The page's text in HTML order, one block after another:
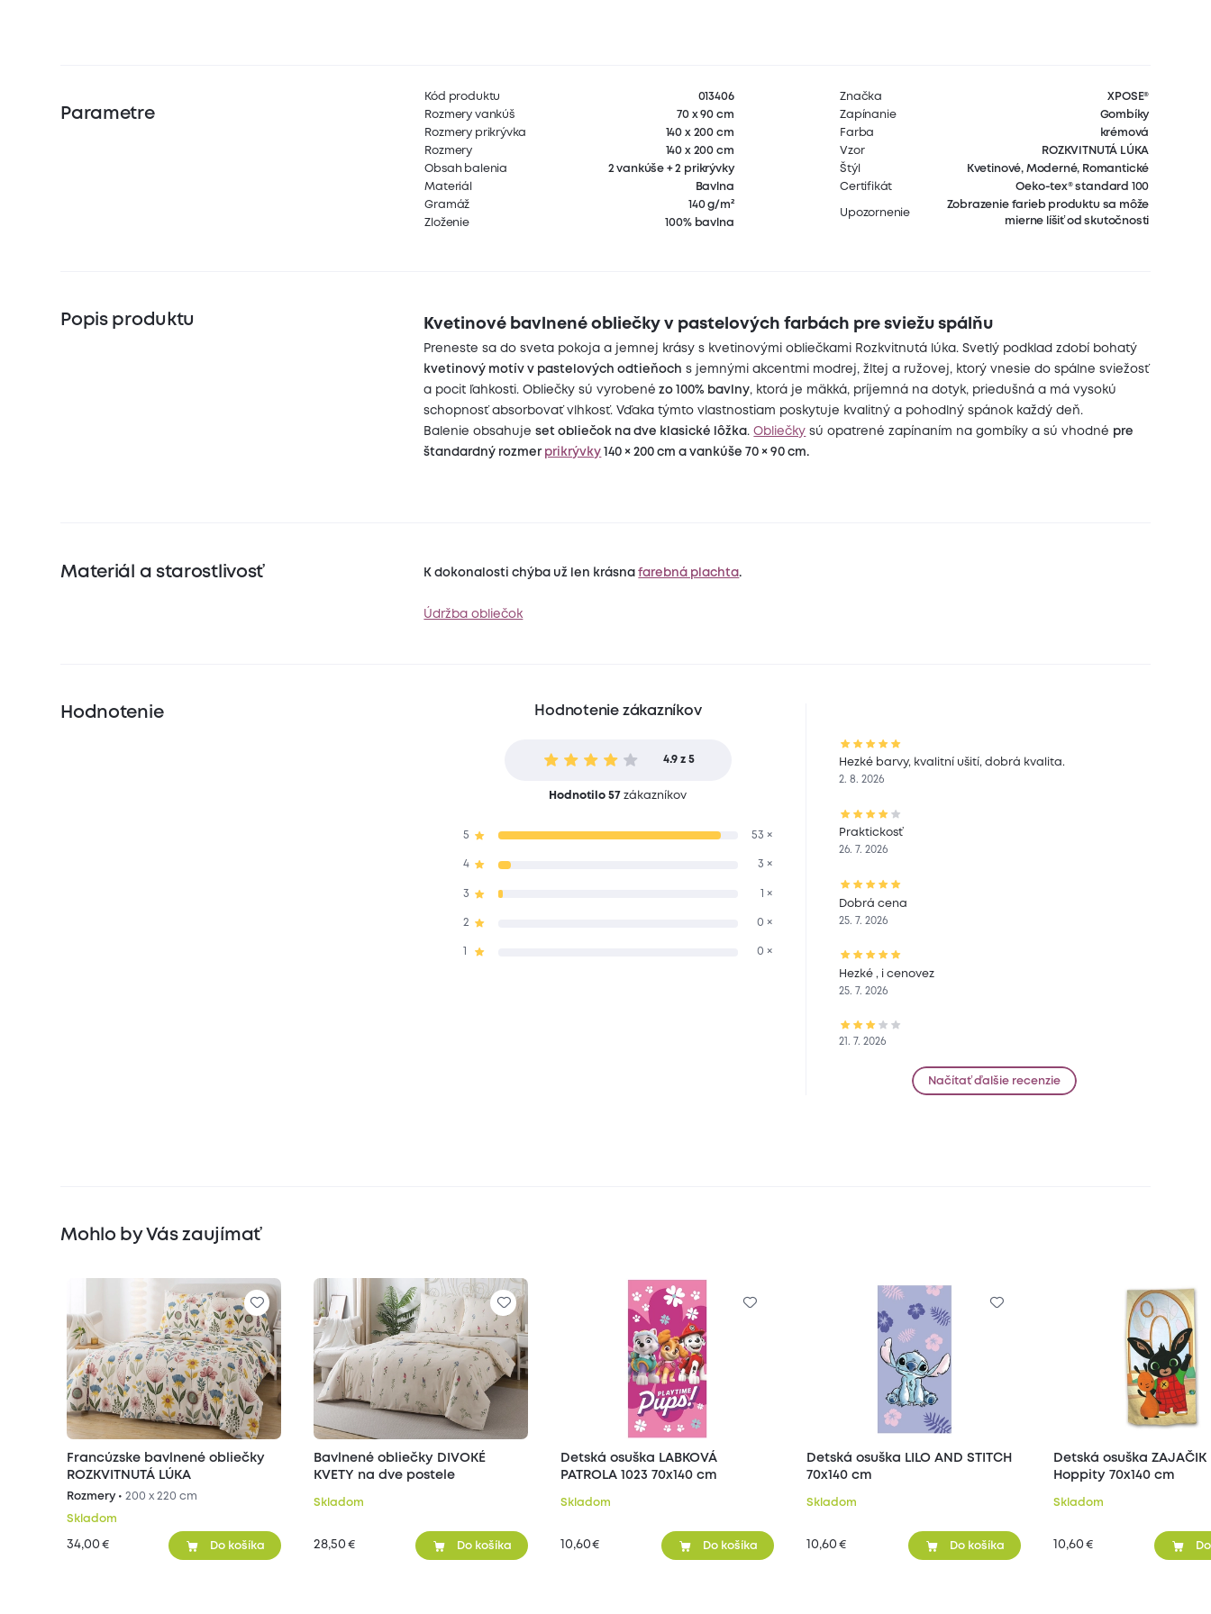
Parametre
Kód produktu
013406
Rozmery vankúš
70 x 90 cm
Rozmery prikrývka
140 x 200 cm
Rozmery
140 x 200 cm
Obsah balenia
2 vankúše + 2 prikrývky
Materiál
Bavlna
Gramáž
140 g/m²
Zloženie
100% bavlna
Značka
XPOSE®
Zapínanie
Gombíky
Farba
krémová
Vzor
ROZKVITNUTÁ LÚKA
Štýl
Kvetinové, Moderné, Romantické
Certifikát
Oeko-tex® standard 100
Upozornenie
Zobrazenie farieb produktu sa môže
mierne líšiť od skutočnosti
Popis produktu Kvetinové bavlnené obliečky v pastelových farbách pre sviežu spálňu
Preneste sa do sveta pokoja a jemnej krásy s kvetinovými obliečkami Rozkvitnutá lúka. Svetlý podklad zdobí bohatý
kvetinový motív v pastelových odtieňoch s jemnými akcentmi modrej, žltej a ružovej, ktorý vnesie do spálne sviežosť
a pocit ľahkosti. Obliečky sú vyrobené zo 100% bavlny, ktorá je mäkká, príjemná na dotyk, priedušná a má vysokú
schopnosť absorbovať vlhkosť. Vďaka týmto vlastnostiam poskytuje kvalitný a pohodlný spánok každý deň.
Balenie obsahujeset obliečok na dve klasické lôžka.Obliečky sú opatrené zapínaním na gombíky a sú vhodné pre
štandardný rozmer prikrývky 140 × 200 cm a vankúše 70 × 90 cm.
Materiál a starostlivosť K dokonalosti chýba už len krásnafarebná plachta.
Údržba obliečok
Hodnotenie Hodnotenie zákazníkov
4.9 z 5
Hodnotilo 57 zákazníkov
5 53 ×
4 3 ×
3 1 ×
2 0 ×
0 ×
Hezké barvy, kvalitní ušití, dobrá kvalita.
2. 8. 2026
Praktickosť
26. 7. 2026
Dobrá cena
25. 7. 2026
Hezké , i cenovez
25. 7. 2026
21. 7. 2026
Načítať ďalšie recenzie
Mohlo by Vás zaujímať
Francúzske bavlnené obliečky
ROZKVITNUTÁ LÚKA
Rozmery •200 x 220 cm
Skladom
34,00 € Do košíka
Bavlnené obliečky DIVOKÉ
KVETY na dve postele
Skladom
28,50 € Do košíka
Detská osuška LABKOVÁ
PATROLA 1023 70x140 cm
Skladom
10,60 € Do košíka
Detská osuška LILO AND STITCH
70x140 cm
Skladom
10,60 € Do košíka
Detská osuška ZAJAČIK
Hoppity 70x140 cm
Skladom
10,60 €